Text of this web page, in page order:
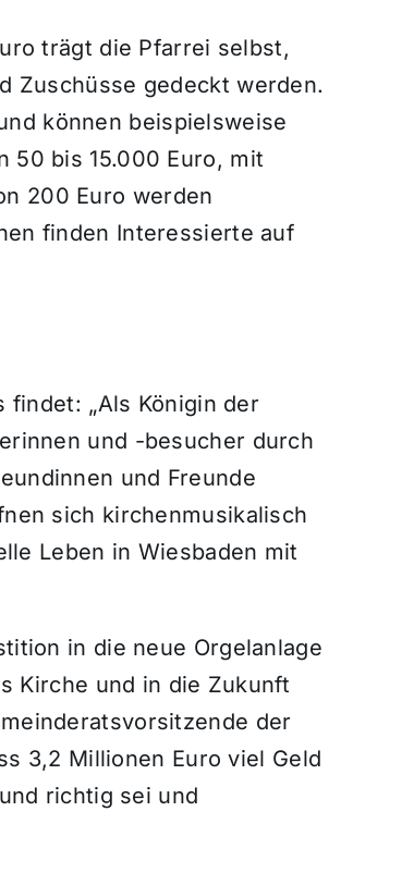
trägt die Pfarrei selbst,
Zuschüsse gedeckt werden.
können beispielsweise
50 bis 15.000 Euro, mit
200 Euro werden
finden Interessierte auf
findet: „Als Königin der
und -besucher durch
und Freunde
sich kirchenmusikalisch
Leben in Wiesbaden mit
in die neue Orgelanlage
Kirche und in die Zukunft
der
3,2 Millionen Euro viel Geld
richtig sei und